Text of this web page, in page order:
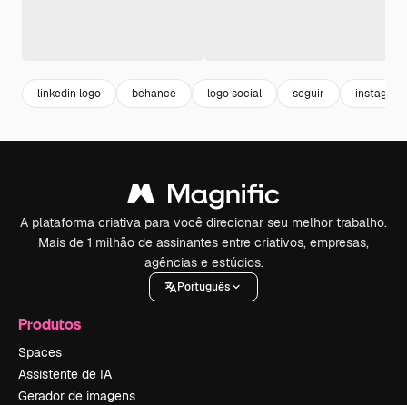
linkedin logo behance logo social seguir
A plataforma criativa para você direcionar seu melhor trabalho.
Mais de 1 milhão de assinantes entre criativos, empresas,
agências e estúdios.
Português
Produtos
Spaces
Assistente de IA
Gerador de imagens